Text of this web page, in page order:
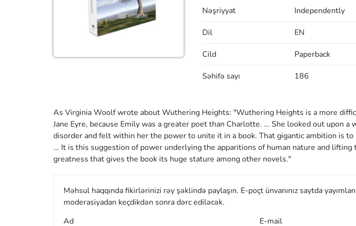
Nəşriyyat Independently
Dil EN
Cild Paperback
Səhifə sayı 186
As Virginia Woolf wrote about Wuthering Heights: "Wuthering Heights is a more
Jane Eyre, because Emily was a greater poet than Charlotte. ... She looked out upon
disorder and felt within her the power to unite it in a book. That gigantic ambition is
... It is this suggestion of power underlying the apparitions of human nature and
greatness that gives the book its huge stature among other novels."
Məhsul haqqında fikirlərinizi rəy şəklində paylaşın. E-poçt ünvanınız saytda
moderasiyadan keçdikdən sonra dərc ediləcək.
Ad
E-mail